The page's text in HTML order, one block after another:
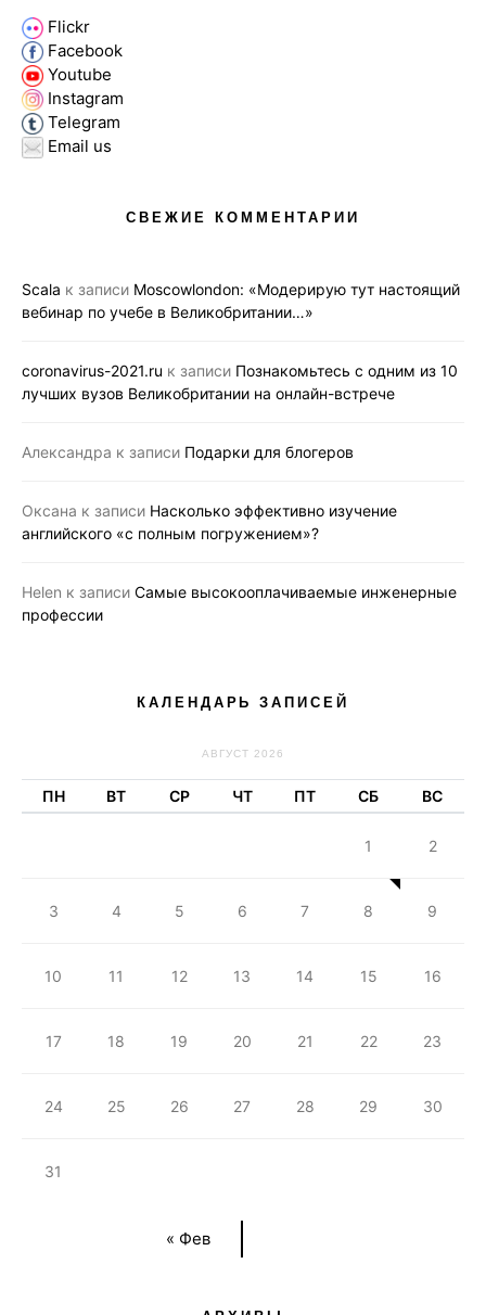
Flickr
Facebook
Youtube
Instagram
Telegram
Email us
СВЕЖИЕ КОММЕНТАРИИ
Scala к записи Moscowlondon: «Модерирую тут настоящий
вебинар по учебе в Великобритании…»
coronavirus-2021.ru к записи Познакомьтесь с одним из 10
лучших вузов Великобритании на онлайн-встрече
Александра к записи Подарки для блогеров
Оксана к записи Насколько эффективно изучение
английского «с полным погружением»?
Helen к записи Самые высокооплачиваемые инженерные
профессии
КАЛЕНДАРЬ ЗАПИСЕЙ
АВГУСТ 2026
ПН ВТ СР ЧТ ПТ СБ ВС
« Фев
1 2
3 4 5 6 7 8 9
10 11 12 13 14 15 16
17 18 19 20 21 22 23
24 25 26 27 28 29 30
31